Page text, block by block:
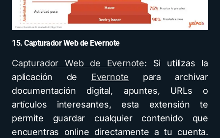
15. Capturador Web de Evernote
Capturador Web de Evernote: Si utilizas la
aplicación de Evernote para archivar
documentación digital, apuntes, URLs o
artículos interesantes, esta extensión te
permite guardar cualquier contenido que
encuentras online directamente a tu cuenta.